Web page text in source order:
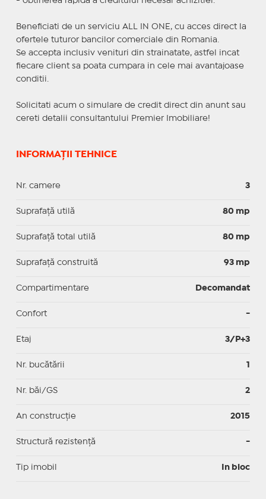
Beneficiati de un serviciu ALL IN ONE, cu acces direct la
ofertele tuturor bancilor comerciale din Romania.
Se accepta inclusiv venituri din strainatate, astfel incat
fiecare client sa poata cumpara in cele mai avantajoase
conditii.
Solicitati acum o simulare de credit direct din anunt sau
cereti detalii consultantului Premier Imobiliare!
INFORMAȚII TEHNICE
Nr. camere 3
Suprafaţă utilă 80 mp
Suprafaţă total utilă 80 mp
Suprafaţă construită 93 mp
Compartimentare Decomandat
Confort -
Etaj 3/P+3
Nr. bucătării 1
Nr. băi/GS 2
An construcție 2015
Structură rezistență -
Tip imobil In bloc